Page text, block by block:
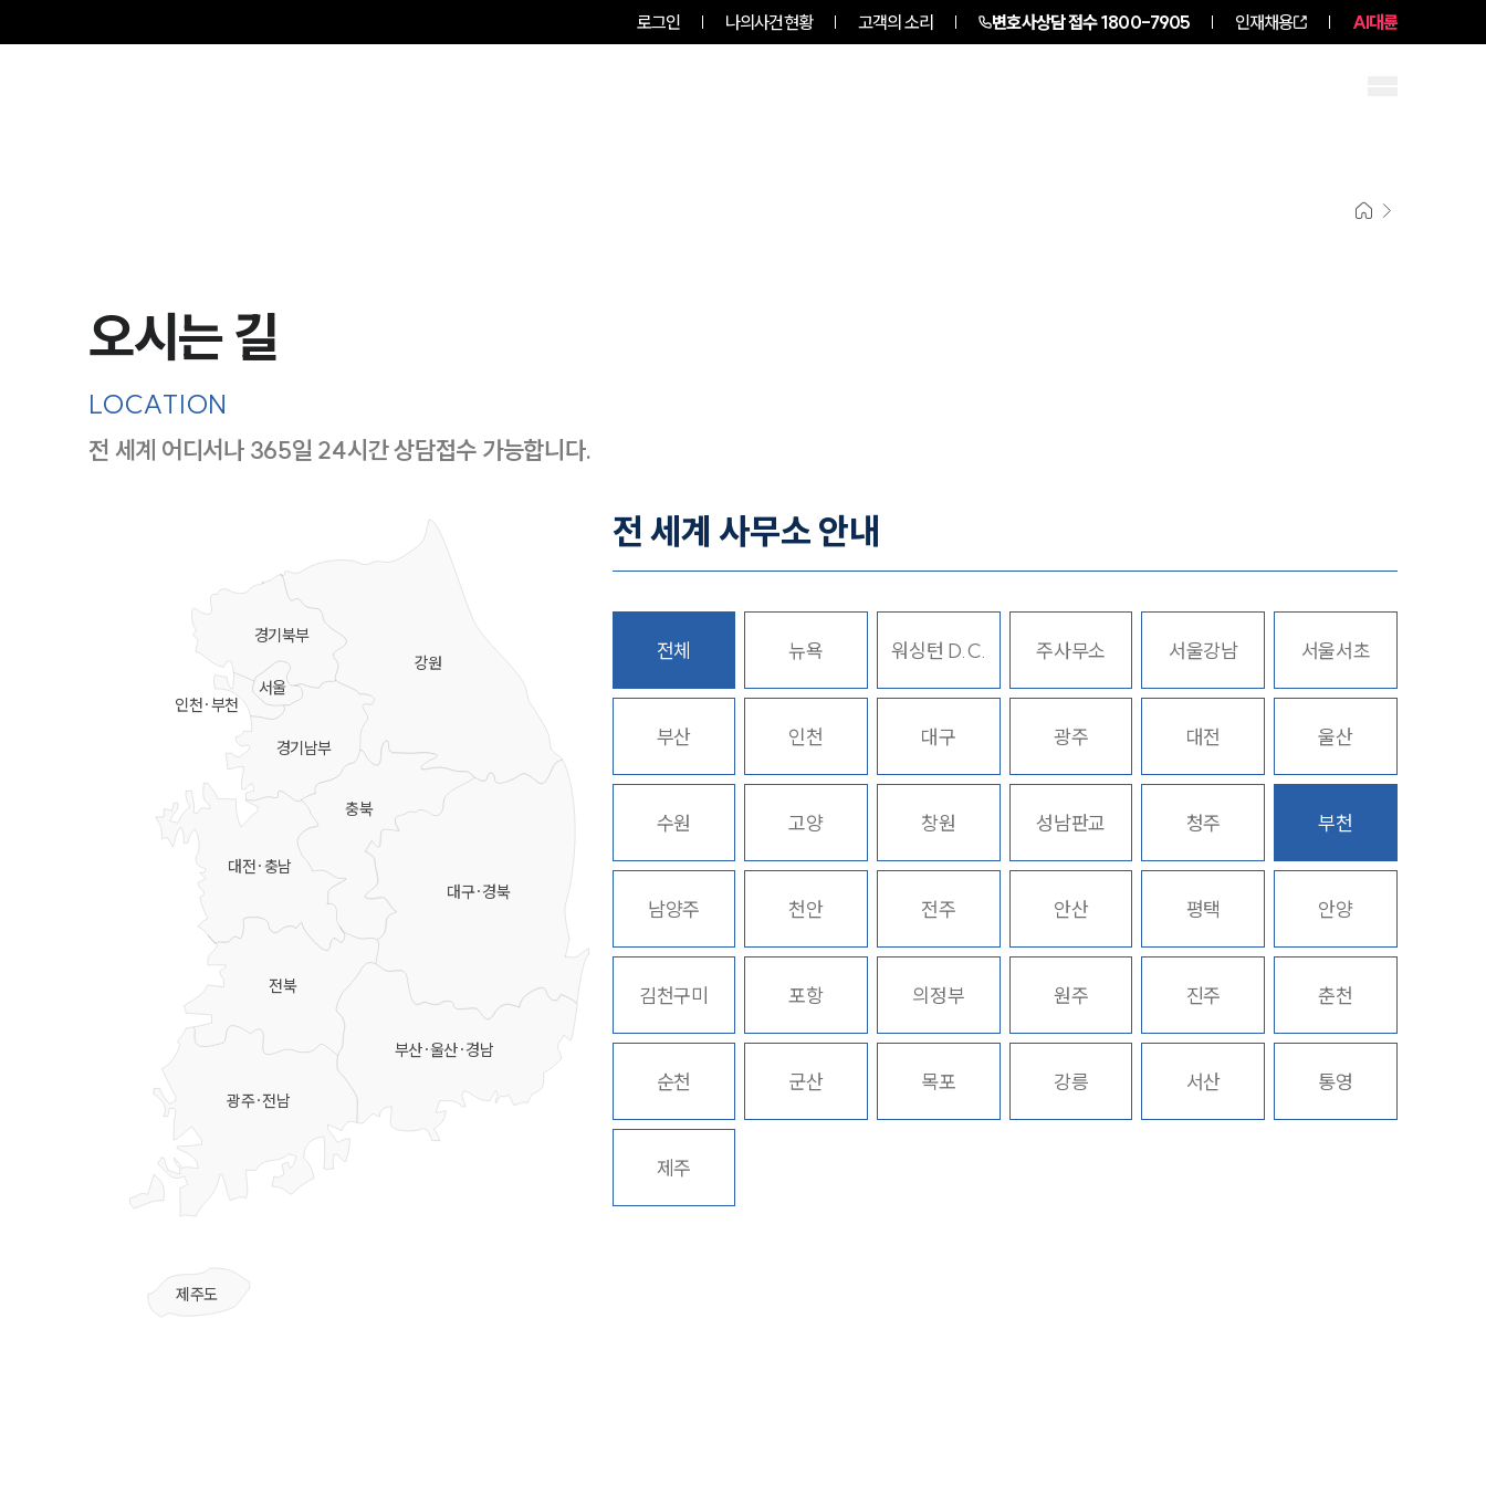
로그인 나의사건현황 고객의 소리 변호사상담 접수1800-7905 인재채용 AI대륜
주요 업무사례
사례분석/최신동향
법률정보
법률지식인
고객후기
업무분야
산업안전·중대재해그룹 업무
전체
구성원 소개
중대재해전문변호사
오시는 길
LOCATION
전 세계 어디서나 365일 24시간 상담접수 가능합니다.
강원
충북
대전·충남
대구·경북
부산·울산·경남
전북
광주·전남
제주도
경기북부
경기남부
서울
인천·부천
전 세계 사무소 안내
전체 뉴욕 워싱턴 D.C. 주사무소 서울강남 서울서초
부산 인천 대구 광주 대전 울산
수원 고양 창원 성남판교 청주 부천
남양주 천안 전주 안산 평택 안양
김천구미 포항 의정부 원주 진주 춘천
순천 군산 목포 강릉 서산 통영
제주